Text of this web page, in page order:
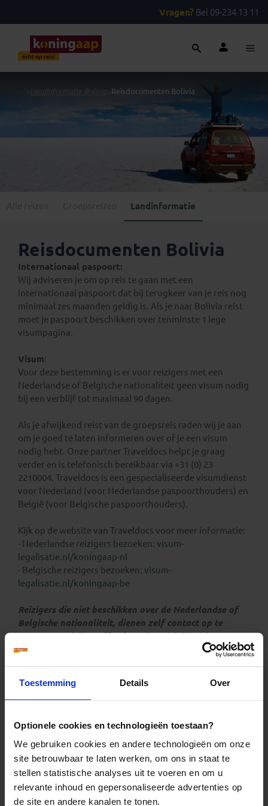
Toestemming Details Over
Optionele cookies en technologieën toestaan?
We gebruiken cookies en andere technologieën om onze
site betrouwbaar te laten werken, om ons in staat te
stellen statistische analyses uit te voeren en om u
relevante inhoud en gepersonaliseerde advertenties op
de site en andere kanalen te tonen.
Vragen? Bel 09-234 13 11
Reisdocumenten Bolivia
Landinformatie
Reisdocumenten Bolivia
Internationaal paspoort:
Wij adviseren je om op reis te gaan met een
internationaal paspoort dat bij terugkeer van je reis nog
minimaal zes maanden geldig is. Als je naar Bolivia reist
moet je paspoort beschikken over tenminste 1 lege
visumpagina.
Visum:
Voor deze bestemming is er voor reizigers met een
Nederlandse of Belgische nationaliteit geen visum nodig
bij een verblijf tot maximaal 90 dagen.
Als je afwijkend reist van de groepsreis raden wij je aan
om je goed te laten informeren over of je een visum
nodig hebt. Onze partner Traveldocs helpt je graag
verder en is telefonisch bereikbaar via +31 (0) 23
2210004. Traveldocs is een gespecialiseerde visumdienst
voor Nederland (voor Nederlandse paspoorthouders) en
België (voor Belgische paspoorthouders).
Kijk op de website van Traveldocs voor meer informatie:
- Nederlandse reizigers bezoeken: visum-
legalisatie.nl/koningaap-nl
- Belgische reizigers bezoeken: visum-
legalisatie.nl/koningaap-be
Reizigers die niet beschikken over de Nederlandse of
Belgische nationaliteit, dienen zelf contact op te
nemen met de betreffende ambassade(s) en hun
eventuele visum te regelen.
dienen zelf bij de betreffende ambassade te infomeren
naar eventuele aanvullende toelatingseisen.
Overstap in de Verenigde Staten:
Voor reizen met een overstap in de Verenigde Staten,
dien je online voor vertrek een ESTA-toestemming
(Electronic System of Travel Authority) aan te vragen.